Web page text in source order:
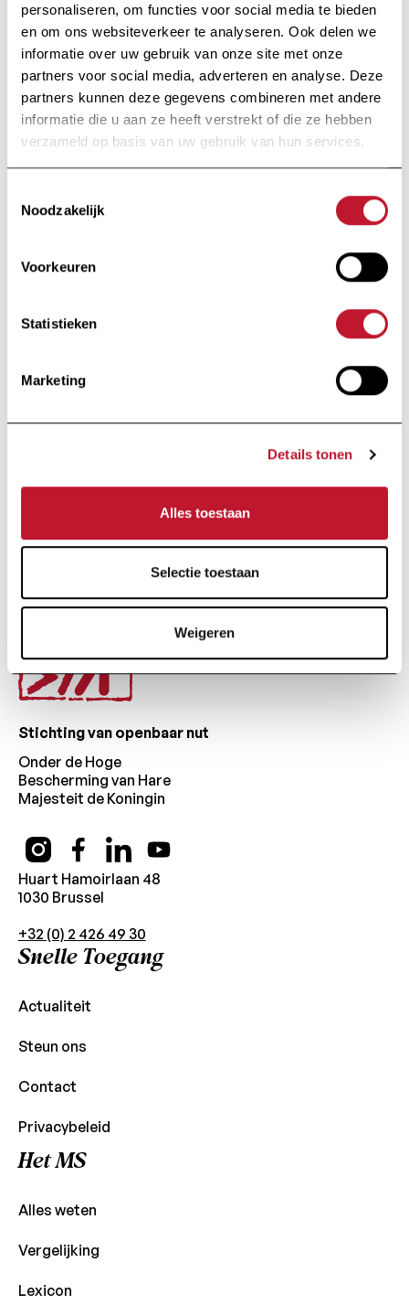
personaliseren, om functies voor social media te bieden
en om ons websiteverkeer te analyseren. Ook delen we
informatie over uw gebruik van onze site met onze
partners voor social media, adverteren en analyse. Deze
partners kunnen deze gegevens combineren met andere
informatie die u aan ze heeft verstrekt of die ze hebben
verzameld op basis van uw gebruik van hun services.
Noodzakelijk
Voorkeuren
Statistieken
Marketing
Details tonen
Alles toestaan
Selectie toestaan
Weigeren
in samenwerking met andere MS
centra.
Op de hoogte
blijven
onderzoek en nieuws van de Charcot Stichting
Door op "Ik schrijf me in" te klikken, aanvaardt u ons
Stichting van openbaar nut
Onder de Hoge
Bescherming van Hare
Majesteit de Koningin
Huart Hamoirlaan 48
1030 Brussel
+32 (0) 2 426 49 30
Snelle Toegang
Actualiteit
Steun ons
Contact
Privacybeleid
Het MS
Alles weten
Vergelijking
Lexicon